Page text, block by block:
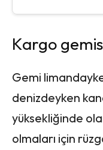
Kargo
Gemi
denizdeyken
yüksekliğinde
olmaları için